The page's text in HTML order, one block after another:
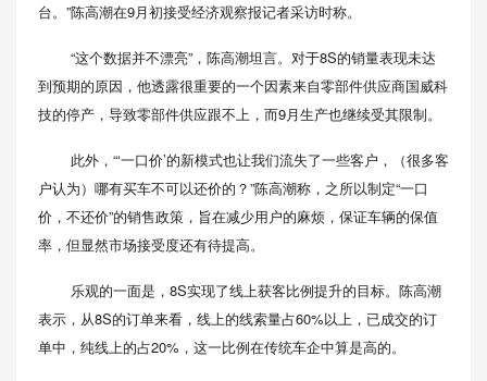
台。”陈高潮在9月初接受经济观察报记者采访时称。
“这个数据并不漂亮”，陈高潮坦言。对于8S的销量表现未达
到预期的原因，他透露很重要的一个因素来自零部件供应商国威科
技的停产，导致零部件供应跟不上，而9月生产也继续受其限制。
此外，“‘一口价’的新模式也让我们流失了一些客户，（很多客
户认为）哪有买车不可以还价的？”陈高潮称，之所以制定“一口
价，不还价”的销售政策，旨在减少用户的麻烦，保证车辆的保值
率，但显然市场接受度还有待提高。
乐观的一面是，8S实现了线上获客比例提升的目标。陈高潮
表示，从8S的订单来看，线上的线索量占60%以上，已成交的订
单中，纯线上的占20%，这一比例在传统车企中算是高的。